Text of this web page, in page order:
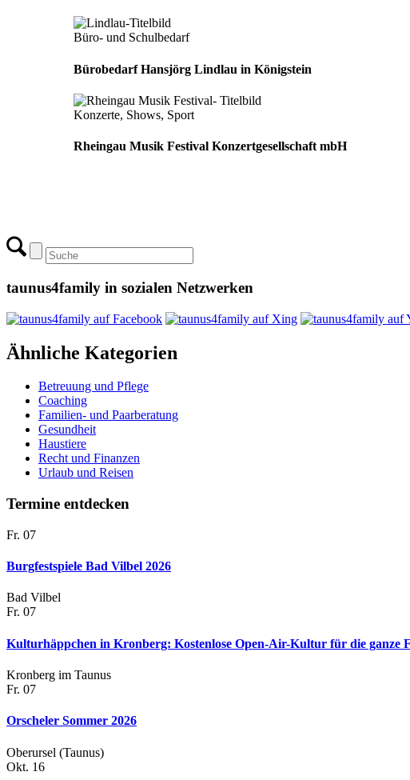
Büro- und Schulbedarf
Bürobedarf Hansjörg Lindlau in Königstein
Konzerte, Shows, Sport
Rheingau Musik Festival Konzertgesellschaft mbH
taunus4family in sozialen Netzwerken
Ähnliche Kategorien
Betreuung und Pflege
Coaching
Familien- und Paarberatung
Gesundheit
Haustiere
Recht und Finanzen
Urlaub und Reisen
Termine entdecken
Fr. 07
Burgfestspiele Bad Vilbel 2026
Bad Vilbel
Fr. 07
Kulturhäppchen in Kronberg: Kostenlose Open-Air-Kultur für die ganze
Kronberg im Taunus
Fr. 07
Orscheler Sommer 2026
Oberursel (Taunus)
Okt. 16